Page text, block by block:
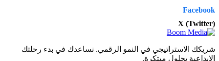
Facebook
X (Twitter)
شريكك الاستراتيجي في النمو الرقمي. نساعدك في بدء رحلتك
الإبداعية بحلول مبتكرة.